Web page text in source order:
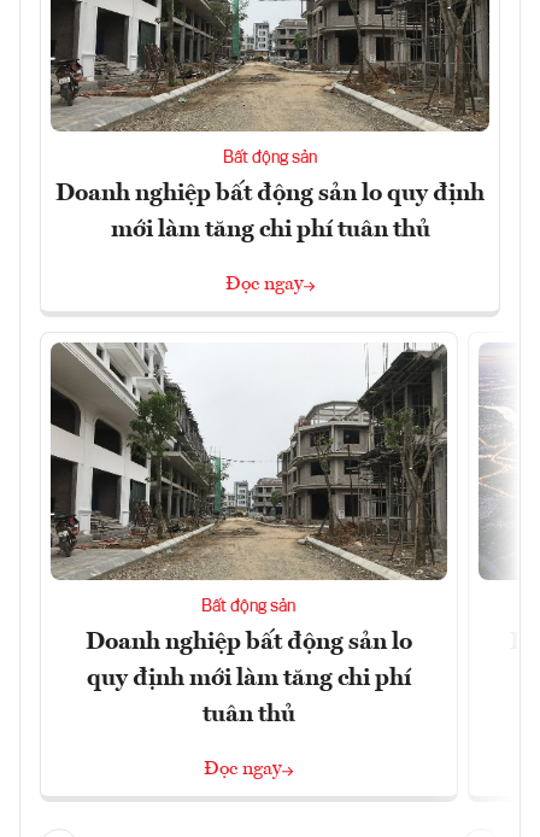
Bất động sản
Doanh nghiệp bất động sản lo quy định
mới làm tăng chi phí tuân thủ
Đọc ngay
Bất động sản
Doanh nghiệp bất động sản lo
quy định mới làm tăng chi phí
tuân thủ
Đọc ngay